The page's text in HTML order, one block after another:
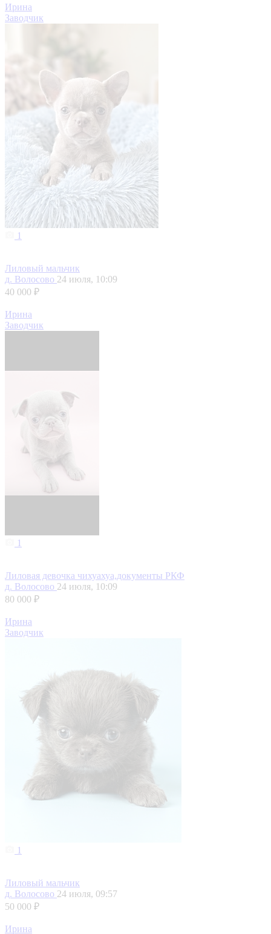
Ирина
Заводчик
1
Лиловый мальчик
д. Волосово 24 июля, 10:09
40 000 ₽
Ирина
Заводчик
1
Лиловая девочка чихуахуа,документы РКФ
д. Волосово 24 июля, 10:09
80 000 ₽
Ирина
Заводчик
1
Лиловый мальчик
д. Волосово 24 июля, 09:57
50 000 ₽
Ирина